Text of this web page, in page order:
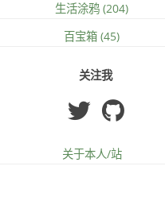
生活涂鸦 (204)
百宝箱 (45)
关注我
关于本人/站